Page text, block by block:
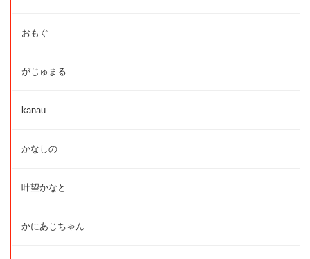
おもぐ
がじゅまる
kanau
かなしの
叶望かなと
かにあじちゃん